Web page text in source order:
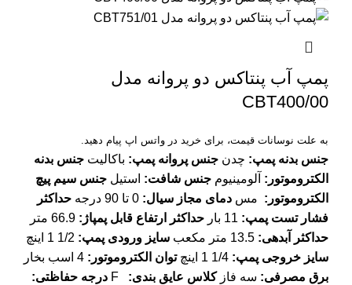
پمپ آب پنتاکس دو پروانه مدل
CBT400/00
به علت نوسانات قیمت، برای خرید در واتس اپ پیام دهید.
جنس بدنه پمپ: چدن جنس پروانه پمپ: باکالیت جنس بدنه
الکتروموتور: آلومینیوم جنس شافت: استیل جنس سیم پیچ
الکتروموتور: مس دمای مجاز سیال:
حداکثر
فشار تست پمپ:
حداکثر ارتفاع قابل پمپاژ:
حداکثر آبدهی:
سایز ورودی پمپ:
سایز خروجی پمپ:
توان الکتروموتور:
برق مصرفی: سه فازکلاس عایق بندی:
درجه حفاظتی: